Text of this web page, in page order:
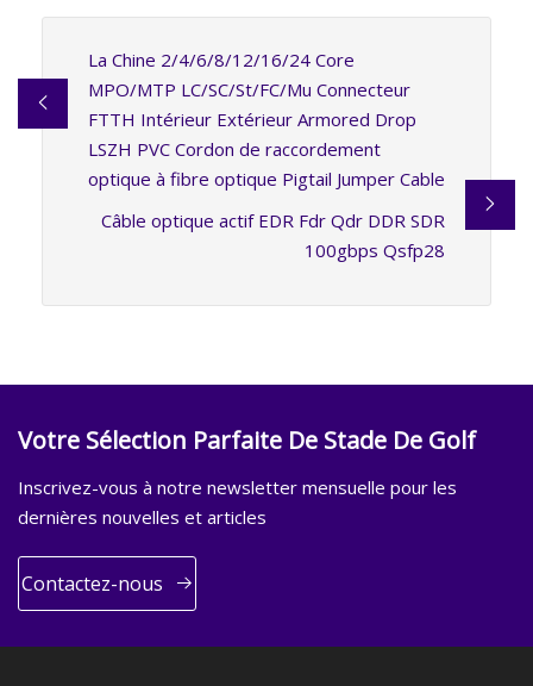
La Chine 2/4/6/8/12/16/24 Core
MPO/MTP LC/SC/St/FC/Mu Connecteur
FTTH Intérieur Extérieur Armored Drop
LSZH PVC Cordon de raccordement
optique à fibre optique Pigtail Jumper Cable
Câble optique actif EDR Fdr Qdr DDR SDR
100gbps Qsfp28
Votre Sélection Parfaite De Stade De Golf
Inscrivez-vous à notre newsletter mensuelle pour les
dernières nouvelles et articles
Contactez-nous